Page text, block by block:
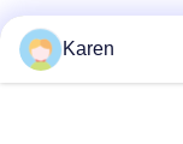
전화
Karen